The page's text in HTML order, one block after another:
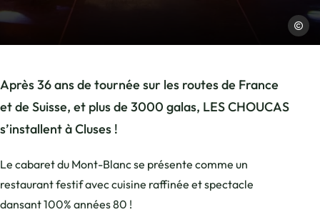
Après 36 ans de tournée sur les routes de France
et de Suisse, et plus de 3000 galas, LES CHOUCAS
s’installent à Cluses !
Le cabaret du Mont-Blanc se présente comme un
restaurant festif avec cuisine raffinée et spectacle
dansant 100% années 80 !